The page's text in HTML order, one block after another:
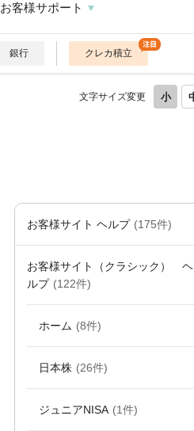
お客様サポート
銀行 クレカ積立
文字サイズ変更
お客様サイト ヘルプ (175件)
お客様サイト（クラシック） ヘ
ルプ (122件)
ホーム (8件)
日本株 (26件)
ジュニアNISA (1件)